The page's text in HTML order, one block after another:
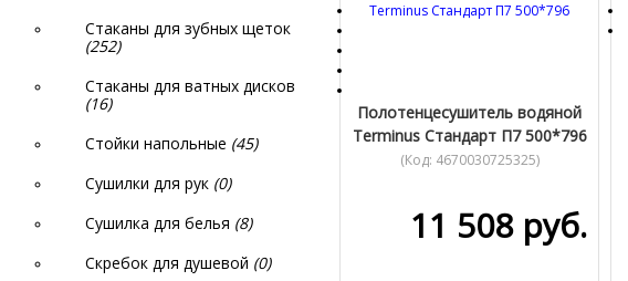
Полотенцесушитель водяной
Terminus Стандарт П7 500*796
(Код: 4670030725325)
11 508 руб.
Стаканы для зубных щеток
(252)
Стаканы для ватных дисков
(16)
Стойки напольные (45)
Сушилки для рук (0)
Сушилка для белья (8)
Скребок для душевой (0)